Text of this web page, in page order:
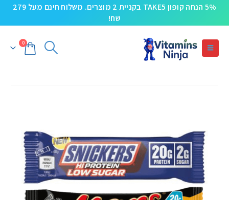
5% הנחה קופון TAKE5 בקניית 2 מוצרים. משלוח חינם מעל 279
שח!
0